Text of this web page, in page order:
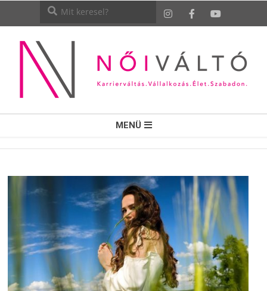
NŐI
VÁLTÓ
MENÜ